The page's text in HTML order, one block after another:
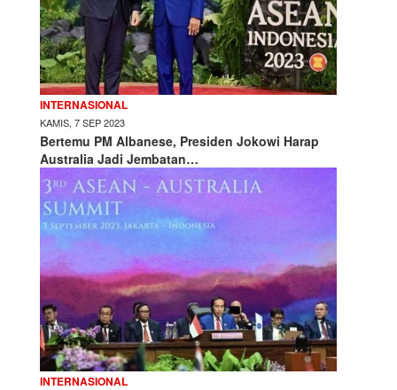
INTERNASIONAL
KAMIS, 7 SEP 2023
Bertemu PM Albanese, Presiden Jokowi Harap
Australia Jadi Jembatan…
INTERNASIONAL